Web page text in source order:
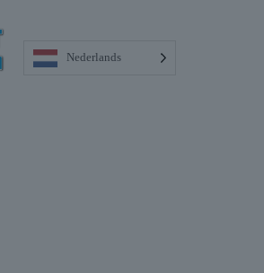
Nederlands